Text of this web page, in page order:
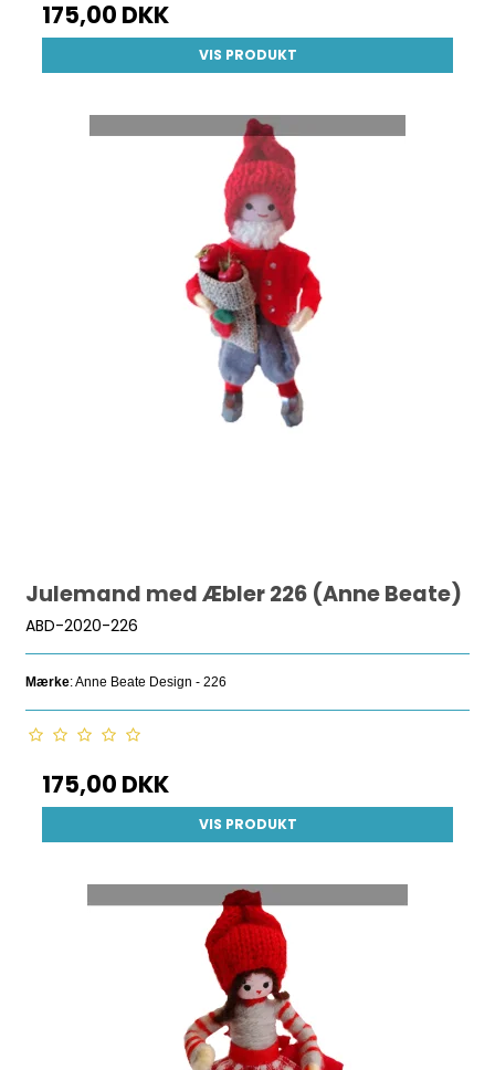
175,00 DKK
VIS PRODUKT
Julemand med Æbler 226 (Anne Beate)
ABD-2020-226
Mærke: Anne Beate Design - 226
175,00 DKK
VIS PRODUKT